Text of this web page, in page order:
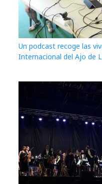
Un podcast recoge las
Internacional del Ajo de